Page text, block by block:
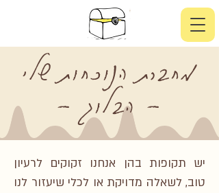
מחברת הנוכחות שלי
- הבלוג -
יש תקופות בהן אנחנו זקוקים לרעיון
טוב, לשאלה מדויקת או לכלי שיעזור לנו